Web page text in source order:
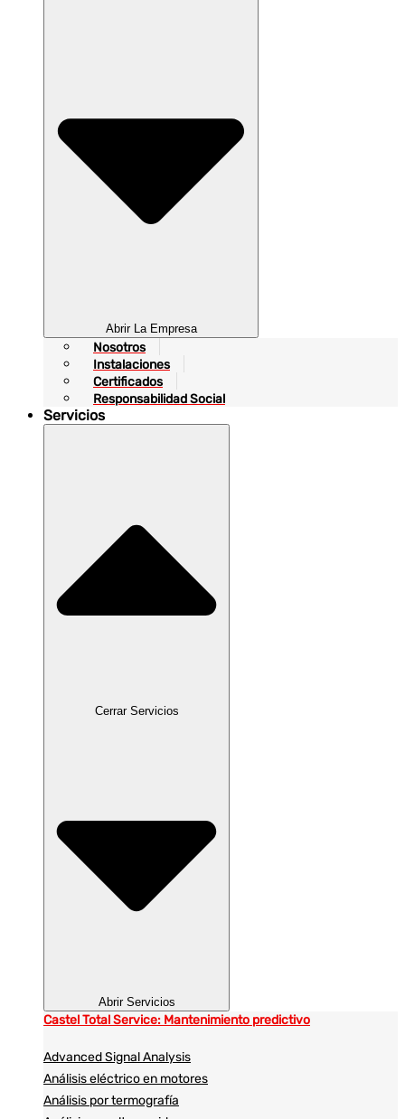
Abrir La Empresa
Nosotros
Instalaciones
Certificados
Responsabilidad Social
Servicios
Cerrar Servicios
Abrir Servicios
Castel Total Service: Mantenimiento predictivo
Advanced Signal Analysis
Análisis eléctrico en motores
Análisis por termografía